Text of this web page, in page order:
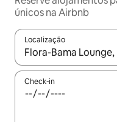
únicos na Airbnb
Localização
Quando os resultados
Check-in